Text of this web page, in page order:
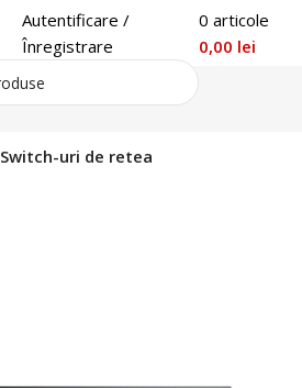
Autentificare /
Înregistrare
0 articole
0,00 lei
Switch-uri de retea